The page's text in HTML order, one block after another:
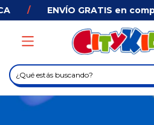
/ ENVÍO GRATIS en